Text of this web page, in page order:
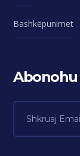
Bashkëpunimet
Abonohu